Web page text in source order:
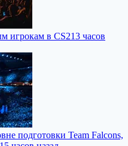
игрокам в CS213 часов
подготовки Team Falcons,